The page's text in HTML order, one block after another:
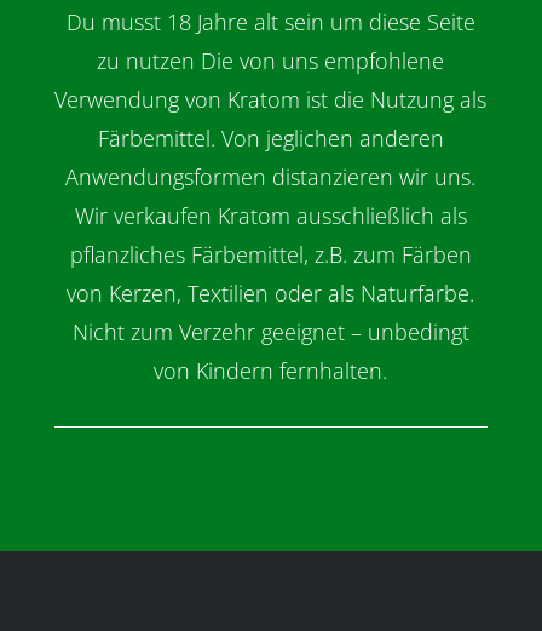
Du musst 18 Jahre alt sein um diese Seite
zu nutzen Die von uns empfohlene
Verwendung von Kratom ist die Nutzung als
Färbemittel. Von jeglichen anderen
Anwendungsformen distanzieren wir uns.
Wir verkaufen Kratom ausschließlich als
pflanzliches Färbemittel, z.B. zum Färben
von Kerzen, Textilien oder als Naturfarbe.
Nicht zum Verzehr geeignet – unbedingt
von Kindern fernhalten.